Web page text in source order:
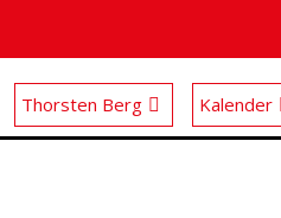
Thorsten Berg Kalender